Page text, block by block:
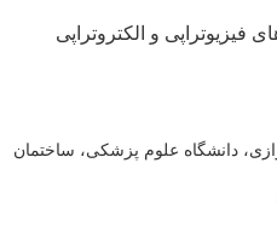
فیزیوتراپی و الکتروتراپی
دانشگاه علوم پزشکی، ساختمان